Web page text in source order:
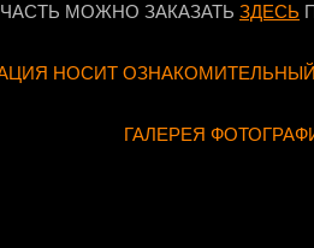
МОЖНО ЗАКАЗАТЬ ЗДЕСЬ
НОСИТ
ГАЛЕРЕЯ